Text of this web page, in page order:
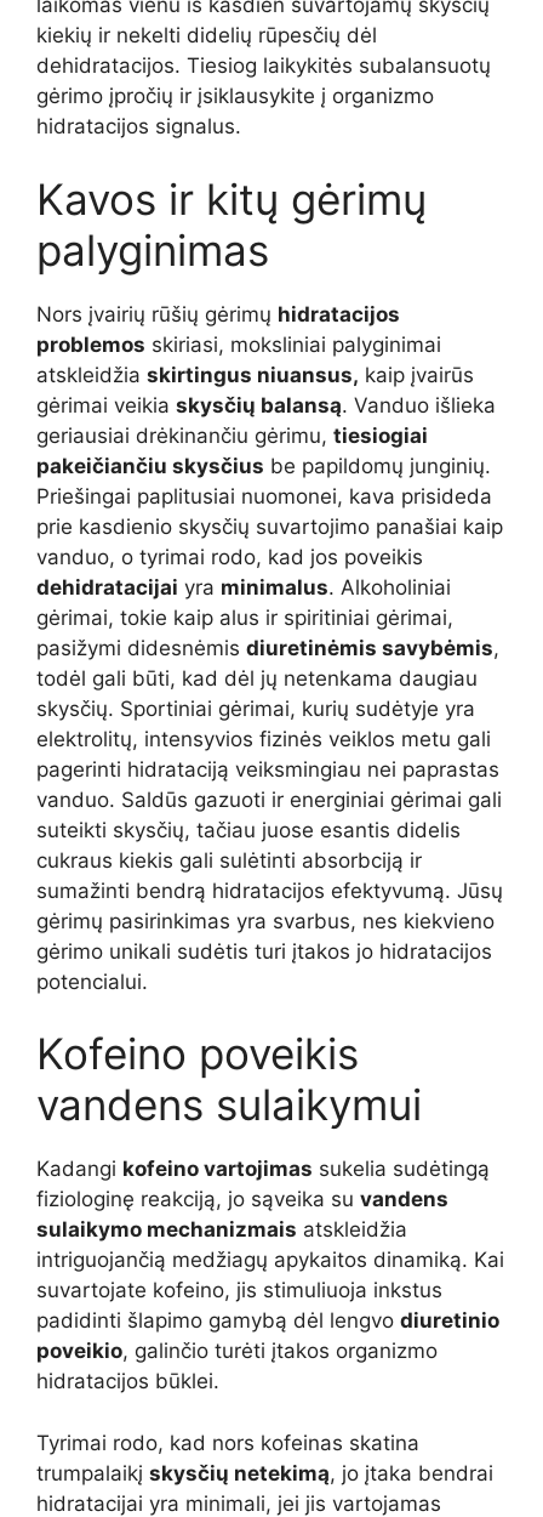
laikomas vienu iš kasdien suvartojamų skysčių
kiekių ir nekelti didelių rūpesčių dėl
dehidratacijos. Tiesiog laikykitės subalansuotų
gėrimo įpročių ir įsiklausykite į organizmo
hidratacijos signalus.
Kavos ir kitų gėrimų
palyginimas
Nors įvairių rūšių gėrimų hidratacijos
problemos skiriasi, moksliniai palyginimai
atskleidžia skirtingus niuansus, kaip įvairūs
gėrimai veikia skysčių balansą. Vanduo išlieka
geriausiai drėkinančiu gėrimu, tiesiogiai
pakeičiančiu skysčius be papildomų junginių.
Priešingai paplitusiai nuomonei, kava prisideda
prie kasdienio skysčių suvartojimo panašiai kaip
vanduo, o tyrimai rodo, kad jos poveikis
dehidratacijai yra minimalus. Alkoholiniai
gėrimai, tokie kaip alus ir spiritiniai gėrimai,
pasižymi didesnėmis diuretinėmis savybėmis,
todėl gali būti, kad dėl jų netenkama daugiau
skysčių. Sportiniai gėrimai, kurių sudėtyje yra
elektrolitų, intensyvios fizinės veiklos metu gali
pagerinti hidrataciją veiksmingiau nei paprastas
vanduo. Saldūs gazuoti ir energiniai gėrimai gali
suteikti skysčių, tačiau juose esantis didelis
cukraus kiekis gali sulėtinti absorbciją ir
sumažinti bendrą hidratacijos efektyvumą. Jūsų
gėrimų pasirinkimas yra svarbus, nes kiekvieno
gėrimo unikali sudėtis turi įtakos jo hidratacijos
potencialui.
Kofeino poveikis
vandens sulaikymui
Kadangi kofeino vartojimas sukelia sudėtingą
fiziologinę reakciją, jo sąveika su vandens
sulaikymo mechanizmais atskleidžia
intriguojančią medžiagų apykaitos dinamiką. Kai
suvartojate kofeino, jis stimuliuoja inkstus
padidinti šlapimo gamybą dėl lengvo diuretinio
poveikio, galinčio turėti įtakos organizmo
hidratacijos būklei.
Tyrimai rodo, kad nors kofeinas skatina
trumpalaikį skysčių netekimą, jo įtaka bendrai
hidratacijai yra minimali, jei jis vartojamas